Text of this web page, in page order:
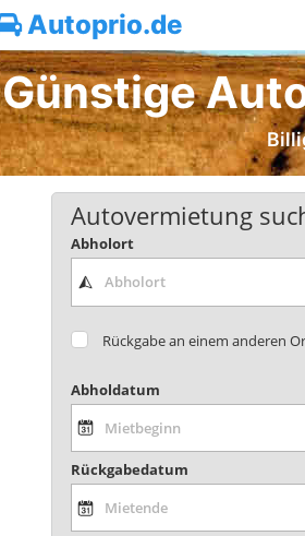
Autoprio.de
Günstige
Autovermietung
Abholort
Rückgabe an einem anderen
Abholdatum
Rückgabedatum